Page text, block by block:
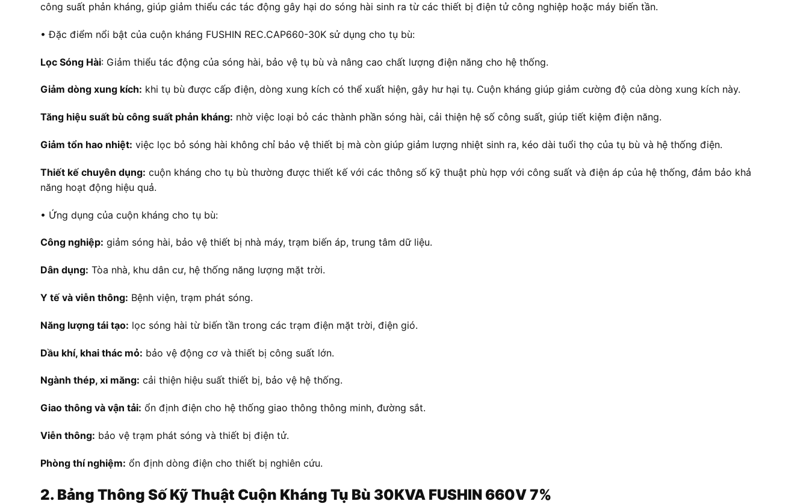
công suất phản kháng, giúp giảm thiểu các tác động gây hại do sóng hài sinh ra từ các thiết bị điện tử công nghiệp hoặc máy biến tần.
• Đặc điểm nổi bật của cuộn kháng FUSHIN REC.CAP660-30K sử dụng cho tụ bù:
Lọc Sóng Hài: Giảm thiểu tác động của sóng hài, bảo vệ tụ bù và nâng cao chất lượng điện năng cho hệ thống.
Giảm dòng xung kích: khi tụ bù được cấp điện, dòng xung kích có thể xuất hiện, gây hư hại tụ. Cuộn kháng giúp giảm cường độ của dòng xung kích này.
Tăng hiệu suất bù công suất phản kháng: nhờ việc loại bỏ các thành phần sóng hài, cải thiện hệ số công suất, giúp tiết kiệm điện năng.
Giảm tổn hao nhiệt: việc lọc bỏ sóng hài không chỉ bảo vệ thiết bị mà còn giúp giảm lượng nhiệt sinh ra, kéo dài tuổi thọ của tụ bù và hệ thống điện.
Thiết kế chuyên dụng: cuộn kháng cho tụ bù thường được thiết kế với các thông số kỹ thuật phù hợp với công suất và điện áp của hệ thống, đảm bảo khả
năng hoạt động hiệu quả.
• Ứng dụng của cuộn kháng cho tụ bù:
Công nghiệp: giảm sóng hài, bảo vệ thiết bị nhà máy, trạm biến áp, trung tâm dữ liệu.
Dân dụng: Tòa nhà, khu dân cư, hệ thống năng lượng mặt trời.
Y tế và viễn thông: Bệnh viện, trạm phát sóng.
Năng lượng tái tạo: lọc sóng hài từ biến tần trong các trạm điện mặt trời, điện gió.
Dầu khí, khai thác mỏ: bảo vệ động cơ và thiết bị công suất lớn.
Ngành thép, xi măng: cải thiện hiệu suất thiết bị, bảo vệ hệ thống.
Giao thông và vận tải: ổn định điện cho hệ thống giao thông thông minh, đường sắt.
Viễn thông: bảo vệ trạm phát sóng và thiết bị điện tử.
Phòng thí nghiệm: ổn định dòng điện cho thiết bị nghiên cứu.
2. Bảng Thông Số Kỹ Thuật Cuộn Kháng Tụ Bù 30KVA FUSHIN 660V 7%